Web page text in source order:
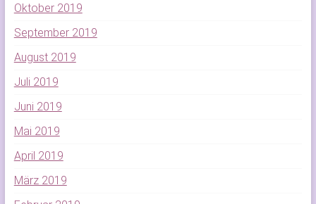
Oktober 2019
September 2019
August 2019
Juli 2019
Juni 2019
Mai 2019
April 2019
März 2019